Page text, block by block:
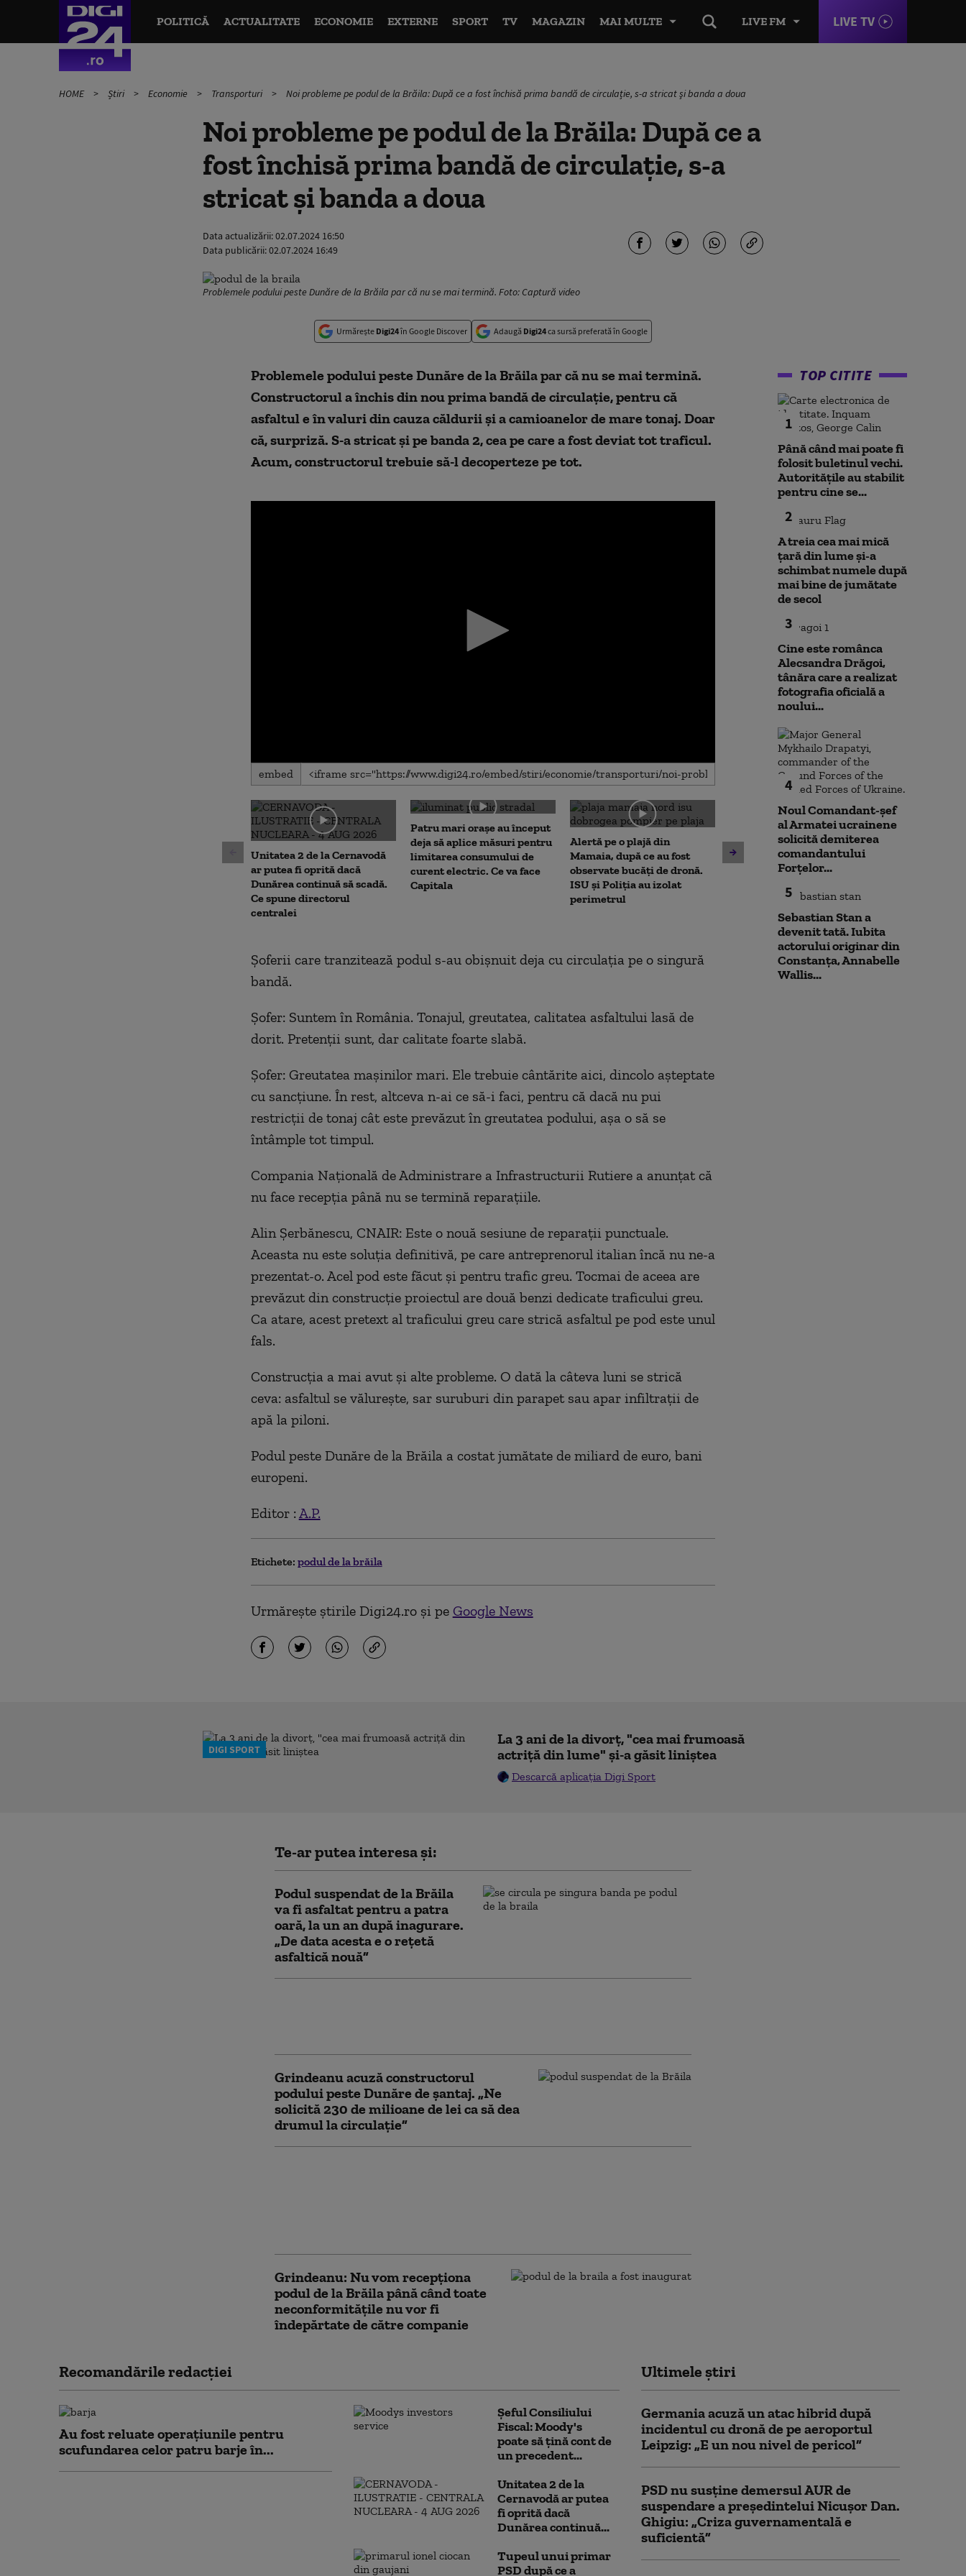
LIVE FM LIVE TV
POLITICĂ ACTUALITATE ECONOMIE EXTERNE SPORT TV MAGAZIN MAI MULTE
HOME Știri Economie Transporturi Noi probleme pe podul de la Brăila: După ce a fost închisă prima bandă de circulație, s-a stricat şi banda a doua
Noi probleme pe podul de la Brăila: După ce a
fost închisă prima bandă de circulație, s-a
stricat şi banda a doua
Data actualizării:02.07.2024 16:50
Data publicării:02.07.2024 16:49
Problemele podului peste Dunăre de la Brăila par că nu se mai termină. Foto: Captură video
Urmărește Digi24în Google Discover Adaugă Digi24ca sursă preferată în Google
Problemele podului peste Dunăre de la Brăila par că nu se mai termină.
Constructorul a închis din nou prima bandă de circulație, pentru că
asfaltul e în valuri din cauza căldurii și a camioanelor de mare tonaj. Doar
că, surpriză. S-a stricat și pe banda 2, cea pe care a fost deviat tot traficul.
Acum, constructorul trebuie să-l decoperteze pe tot.
0
seconds
0
secondsVolume
90%
embed
Unitatea 2 de la Cernavodă
ar putea fi oprită dacă
Dunărea continuă să scadă.
Ce spune directorul
centralei
Patru mari orașe au început
deja să aplice măsuri pentru
limitarea consumului de
curent electric. Ce va face
Capitala
Alertă pe o plajă din
Mamaia, după ce au fost
observate bucăți de dronă.
ISU și Poliția au izolat
perimetrul
Amenzi pentru cei care
deranjează călătorii în
mijloacele de transport ale
STB. Pentru ce se vor da
Șoferii care tranzitează podul s-au obișnuit deja cu circulația pe o singură
bandă.
Șofer: Suntem în România. Tonajul, greutatea, calitatea asfaltului lasă de
dorit. Pretenții sunt, dar calitate foarte slabă.
Șofer: Greutatea mașinilor mari. Ele trebuie cântărite aici, dincolo așteptate
cu sancțiune. În rest, altceva n-ai ce să-i faci, pentru că dacă nu pui
restricții de tonaj cât este prevăzut în greutatea podului, așa o să se
întâmple tot timpul.
Compania Națională de Administrare a Infrastructurii Rutiere a anunțat că
nu face recepția până nu se termină reparațiile.
Alin Șerbănescu, CNAIR: Este o nouă sesiune de reparații punctuale.
Aceasta nu este soluția definitivă, pe care antreprenorul italian încă nu ne-a
prezentat-o. Acel pod este făcut și pentru trafic greu. Tocmai de aceea are
prevăzut din construcție proiectul are două benzi dedicate traficului greu.
Ca atare, acest pretext al traficului greu care strică asfaltul pe pod este unul
fals.
Construcția a mai avut și alte probleme. O dată la câteva luni se strică
ceva: asfaltul se vălurește, sar suruburi din parapet sau apar infiltrații de
apă la piloni.
Podul peste Dunăre de la Brăila a costat jumătate de miliard de euro, bani
europeni.
Editor : A.P.
Etichete: podul de la brăila
Urmărește știrile Digi24.ro și pe Google News
TOP CITITE
1
Până când mai poate fi
folosit buletinul vechi.
Autoritățile au stabilit
pentru cine se...
2
A treia cea mai mică
țară din lume și-a
schimbat numele după
mai bine de jumătate
de secol
3
Cine este românca
Alecsandra Drăgoi,
tânăra care a realizat
fotografia oficială a
noului...
4
Noul Comandant-șef
al Armatei ucrainene
solicită demiterea
comandantului
Forțelor...
5
Sebastian Stan a
devenit tată. Iubita
actorului originar din
Constanța, Annabelle
Wallis...
DIGI SPORT
La 3 ani de la divorț, "cea mai frumoasă
actriță din lume" și-a găsit liniștea
Descarcă aplicația Digi Sport
Te-ar putea interesa și:
Podul suspendat de la Brăila
va fi asfaltat pentru a patra
oară, la un an după inagurare.
„De data acesta e o rețetă
asfaltică nouă”
Grindeanu acuză constructorul
podului peste Dunăre de şantaj. „Ne
solicită 230 de milioane de lei ca să dea
drumul la circulaţie”
Grindeanu: Nu vom recepţiona
podul de la Brăila până când toate
neconformităţile nu vor fi
îndepărtate de către companie
Recomandările redacţiei
Au fost reluate operațiunile pentru
scufundarea celor patru barje în...
Șeful Consiliului
Fiscal: Moody's
poate să țină cont de
un precedent...
Unitatea 2 de la
Cernavodă ar putea
fi oprită dacă
Dunărea continuă...
Tupeul unui primar
PSD după ce a
Ultimele știri
Germania acuză un atac hibrid după
incidentul cu dronă de pe aeroportul
Leipzig: „E un nou nivel de pericol”
PSD nu susține demersul AUR de
suspendare a președintelui Nicușor Dan.
Ghigiu: „Criza guvernamentală e
suficientă”